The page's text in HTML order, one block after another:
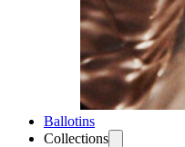
Ballotins
Collections